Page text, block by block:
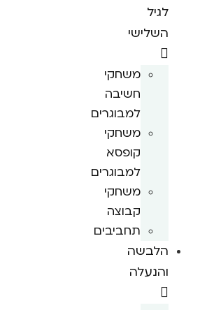
לגיל
השלישי
משחקי
חשיבה
למבוגרים
משחקי
קופסא
למבוגרים
משחקי
קבוצה
תחביבים
הלבשה
והנעלה